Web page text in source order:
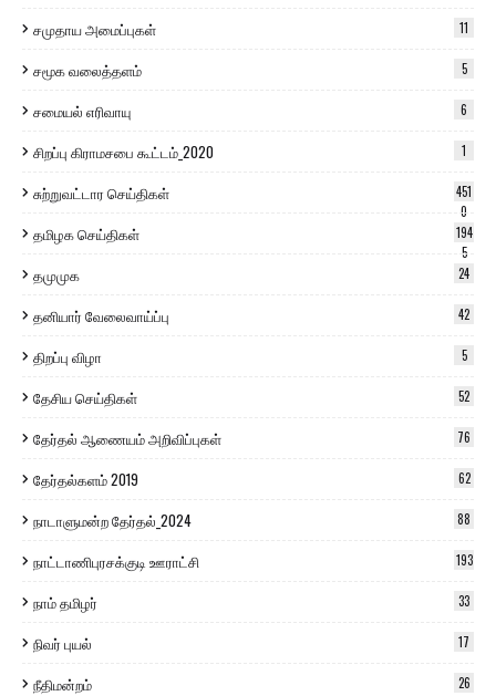
சமுதாய அமைப்புகள் 11
சமூக வலைத்தளம் 5
சமையல் எரிவாயு 6
சிறப்பு கிராமசபை கூட்டம்_2020 1
சுற்றுவட்டார செய்திகள்
451
0
தமிழக செய்திகள்
194
5
தமுமுக 24
தனியார் வேலைவாய்ப்பு 42
திறப்பு விழா 5
தேசிய செய்திகள் 52
தேர்தல் ஆணையம் அறிவிப்புகள் 76
தேர்தல்களம் 2019 62
நாடாளுமன்ற தேர்தல்_2024 88
நாட்டாணிபுரசக்குடி ஊராட்சி 193
நாம் தமிழர் 33
நிவர் புயல் 17
நீதிமன்றம் 26